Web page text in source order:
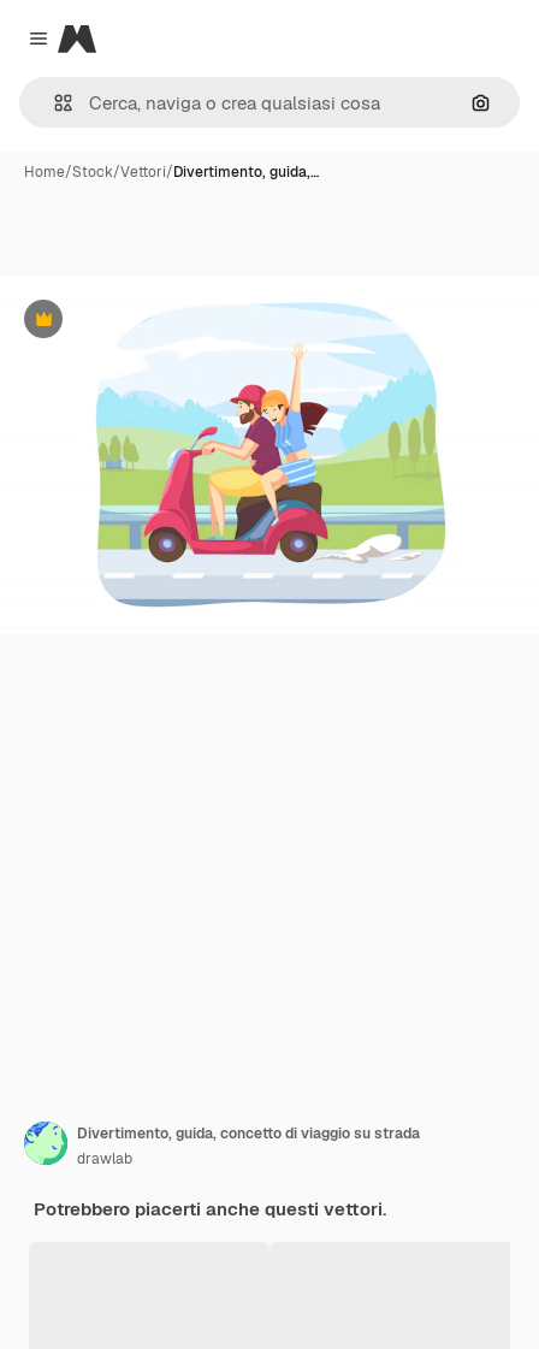
Close menu
Magnific
Cerca
Home/Stock/Vettori/Divertimento, guida,…
Premium
Divertimento, guida, concetto di viaggio su strada
drawlab
Potrebbero piacerti anche questi vettori.